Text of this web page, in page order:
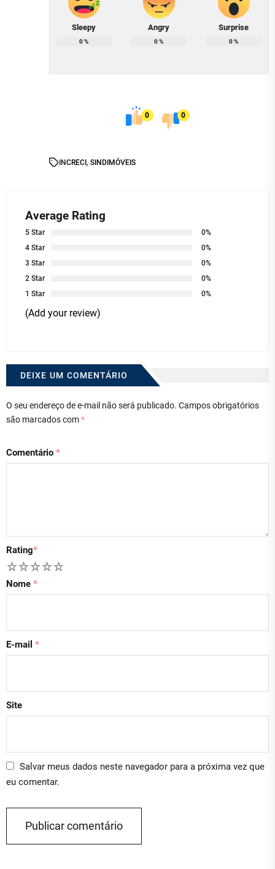
Sleepy
0%
Angry
0%
Surprise
0%
0 0
INCRECI, SINDIMÓVEIS
Average Rating
5 Star
0%
4 Star
0%
3 Star
0%
2 Star
0%
1 Star
0%
(Add your review)
DEIXE UM COMENTÁRIO
O seu endereço de e-mail não será publicado. Campos obrigatórios
são marcados com*
Comentário *
Rating*
5
4
3
2
Nome *
E-mail *
Site
Salvar meus dados neste navegador para a próxima vez que
eu comentar.